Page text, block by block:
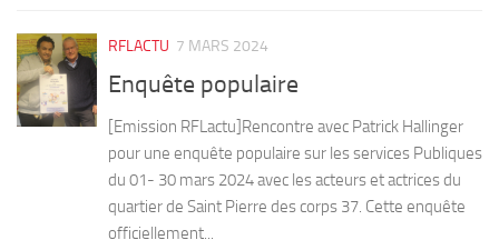
RFLACTU 7 MARS 2024
Enquête populaire
[Emission RFLactu]Rencontre avec Patrick Hallinger
pour une enquête populaire sur les services Publiques
du 01- 30 mars 2024 avec les acteurs et actrices du
quartier de Saint Pierre des corps 37. Cette enquête
officiellement...